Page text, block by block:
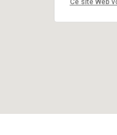
Ce site Web